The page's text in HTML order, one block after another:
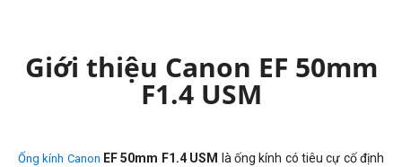
Giới thiệu Canon EF 50mm
F1.4 USM
Ống kính Canon EF 50mm F1.4 USM
là ống kính có tiêu cự cố định